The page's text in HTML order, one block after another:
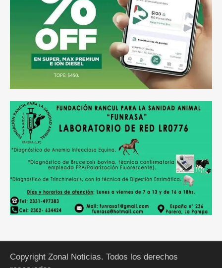
Copyright Zonal Noticias. Todos los derechos